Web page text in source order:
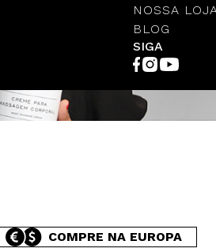
NOSSA
BLOG
SIGA
COMPRE NA EUROPA